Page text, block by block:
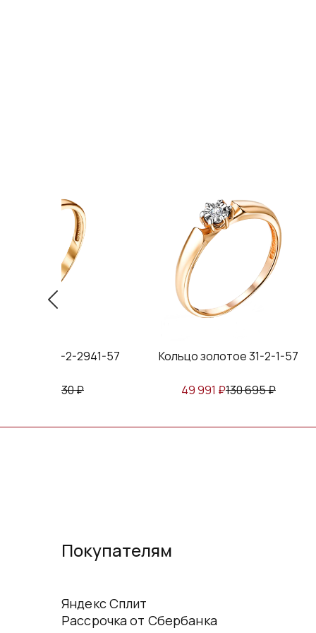
31-2-2941-57 Кольцо золотое 31-2-1-57
₽130 695₽
Покупателям
Яндекс Сплит
Рассрочка от Сбербанка